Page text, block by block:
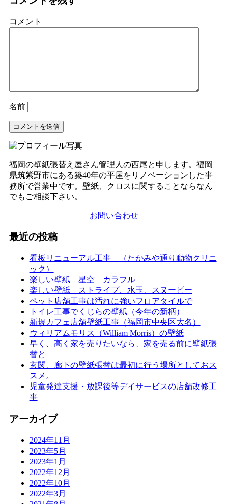
コメント
名前
福岡の壁紙張替え屋さん管理人の西尾と申します。福岡
県筑紫野市にある築40年の平屋をリノベーションした事
務所で営業中です。壁紙、クロスに関することならなん
でもご相談下さい。
お問い合わせ
最近の投稿
看板リニューアル工事 （たかみや通り動物クリニ
ック）
楽しい壁紙 星空 カラフル
楽しい壁紙 ストライプ、水玉、スヌーピー
ペット店舗工事は汚れに強いフロアタイルで
トイレ工事でくじらの壁紙（今年の新柄）
新規カフェ店舗壁紙工事（福岡市中央区大名）
ウィリアムモリス（William Morris）の壁紙
早く、高く家を売りたいなら、家を売る前に壁紙張
替と
玄関、廊下の壁紙張替は最初に行う場所としておス
スメ。
児童発達支援・放課後等デイサービスの店舗改修工
事
アーカイブ
2024年11月
2023年5月
2023年1月
2022年12月
2022年10月
2022年3月